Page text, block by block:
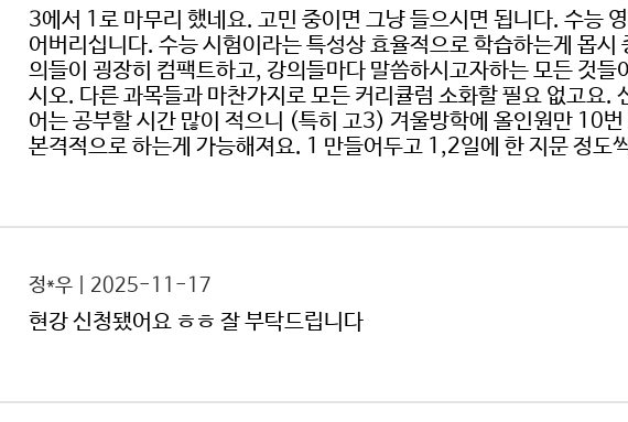
3에서 1로 마무리 했네요. 고민 중이면 그냥 들으시면 됩니다. 수능
어버리십니다. 수능 시험이라는 특성상 효율적으로 학습하는게 몹
의들이 굉장히 컴팩트하고, 강의들마다 말씀하시고자하는 모든 것
시오. 다른 과목들과 마찬가지로 모든 커리큘럼 소화할 필요 없고요
어는 공부할 시간 많이 적으니 (특히 고3) 겨울방학에 올인원만 10
본격적으로 하는게 가능해져요. 1 만들어두고 1,2일에 한 지문 정도
정*우 | 2025-11-17
현강 신청됐어요 ㅎㅎ 잘 부탁드립니다